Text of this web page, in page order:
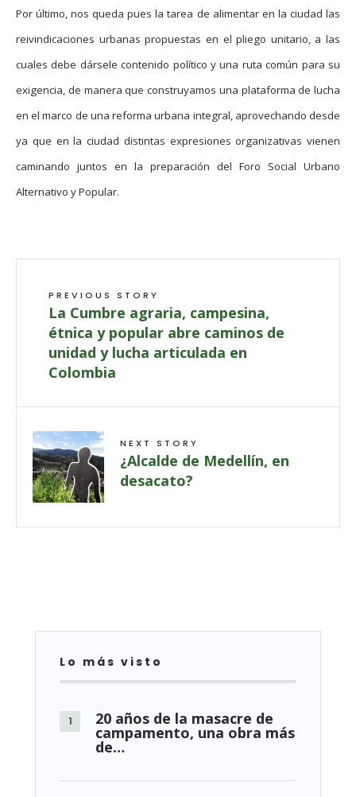
Por último, nos queda pues la tarea de alimentar en la ciudad las
reivindicaciones urbanas propuestas en el pliego unitario, a las
cuales debe dársele contenido político y una ruta común para su
exigencia, de manera que construyamos una plataforma de lucha
en el marco de una reforma urbana integral, aprovechando desde
ya que en la ciudad distintas expresiones organizativas vienen
caminando juntos en la preparación del Foro Social Urbano
Alternativo y Popular.
PREVIOUS STORY
La Cumbre agraria, campesina,
étnica y popular abre caminos de
unidad y lucha articulada en
Colombia
NEXT STORY
¿Alcalde de Medellín, en
desacato?
Lo más visto
20 años de la masacre de
campamento, una obra más
de…